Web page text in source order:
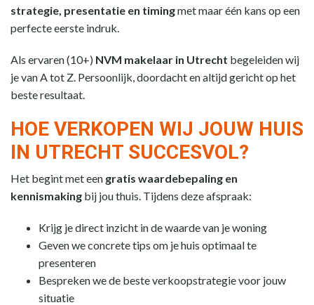
strategie, presentatie en timingmet maar één kans op een
perfecte eerste indruk.
Als ervaren (10+) NVM makelaar in Utrecht begeleiden wij
je van A tot Z. Persoonlijk, doordacht en altijd gericht op het
beste resultaat.
HOE VERKOPEN WIJ JOUW HUIS
IN UTRECHT SUCCESVOL?
Het begint met een gratis waardebepaling en
kennismaking bij jou thuis. Tijdens deze afspraak:
Krijg je direct inzicht in de waarde van je woning
Geven we concrete tips om je huis optimaal te
presenteren
Bespreken we de beste verkoopstrategie voor jouw
situatie